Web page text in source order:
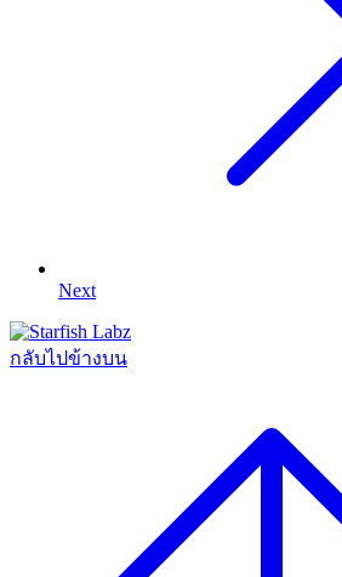
Next
กลับไปข้างบน